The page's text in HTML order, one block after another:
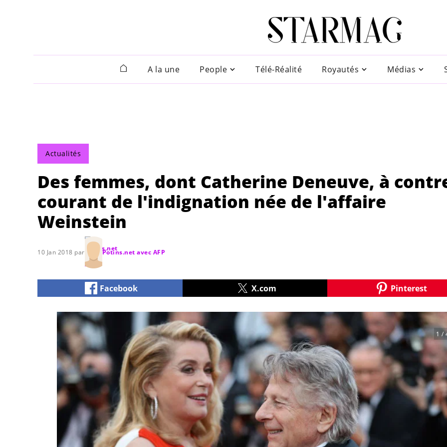
A la une People Télé-Réalité Royautés Médias
Actualités
Des femmes, dont Catherine Deneuve, à
courant de l'indignation née de l'affaire
Weinstein
10 Jan 2018 par Potins.net avec AFP
Facebook X.com Pinterest
1 /